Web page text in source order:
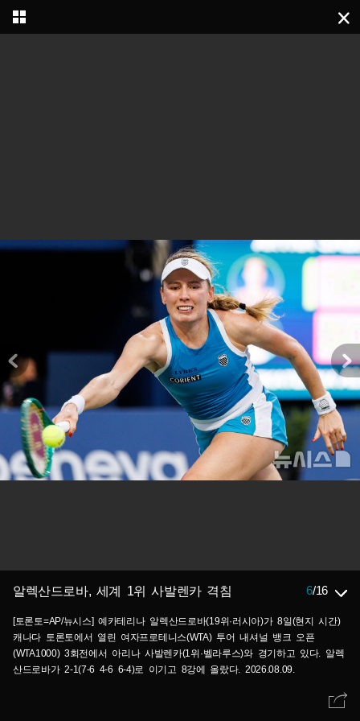
알렉산드로바, 세계 1위 사발렌카 격침 6/16
[토론토=AP/뉴시스] 예카테리나 알렉산드로바(19위·러시아)가 8일(현지 시간)
캐나다 토론토에서 열린 여자프로테니스(WTA) 투어 내셔널 뱅크 오픈
(WTA1000) 3회전에서 아리나 사발렌카(1위·벨라루스)와 경기하고 있다. 알렉
산드로바가 2-1(7-6 4-6 6-4)로 이기고 8강에 올랐다. 2026.08.09.